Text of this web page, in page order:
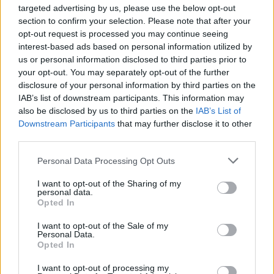
targeted advertising by us, please use the below opt-out
section to confirm your selection. Please note that after your
opt-out request is processed you may continue seeing
interest-based ads based on personal information utilized by
us or personal information disclosed to third parties prior to
your opt-out. You may separately opt-out of the further
disclosure of your personal information by third parties on the
IAB’s list of downstream participants. This information may
also be disclosed by us to third parties on the IAB’s List of
Downstream Participants that may further disclose it to other
Personal Data Processing Opt Outs
I want to opt-out of the Sharing of my
personal data.
Opted In
I want to opt-out of the Sale of my
Personal Data.
Opted In
I want to opt-out of processing my
Δείτε Ακόμη
Πάνω από 100 μωρά έχουν γεννηθεί
μέσω εξωσωματικής, με την
υποστήριξη...
Έφυγε από τη ζωή η Δέσποινα Γκίνη του
Πανελληνίου Συλλόγου Κυστικής...
27 Φεβρουαρίου 2026
στην Ελλάδα το 2026
καρκίνος του...
26 Φεβρουαρίου 2026
Εξέλιξη Ζωής – Ένα Gala για τα παιδιά